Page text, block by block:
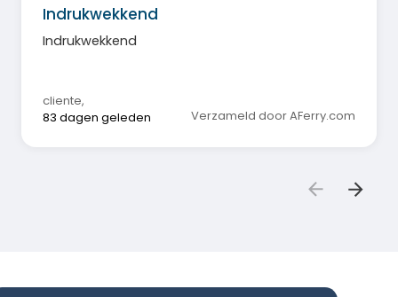
Indrukwekkend
Indrukwekkend
cliente,
83 dagen geleden
Verzameld door AFerry.com